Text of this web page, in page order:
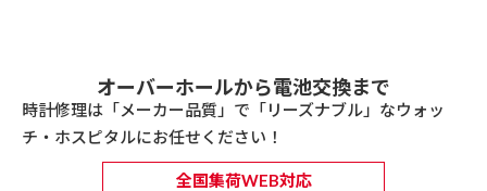
オーバーホールから電池交換まで
時計修理は「メーカー品質」で「リーズナブル」なウォッ
チ・ホスピタルにお任せください！
全国集荷WEB対応